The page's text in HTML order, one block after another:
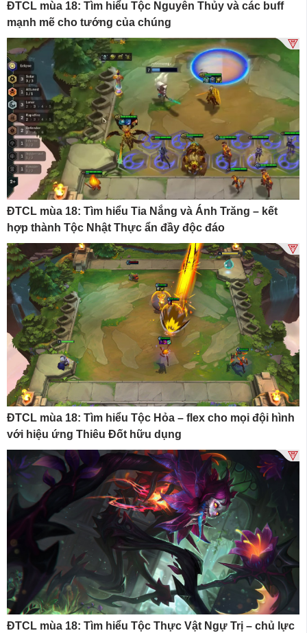
ĐTCL mùa 18: Tìm hiểu Tộc Nguyên Thủy và các buff
mạnh mẽ cho tướng của chúng
ĐTCL mùa 18: Tìm hiểu Tia Nắng và Ánh Trăng – kết
hợp thành Tộc Nhật Thực ẩn đầy độc đáo
ĐTCL mùa 18: Tìm hiểu Tộc Hỏa – flex cho mọi đội hình
với hiệu ứng Thiêu Đốt hữu dụng
ĐTCL mùa 18: Tìm hiểu Tộc Thực Vật Ngự Trị – chủ lực